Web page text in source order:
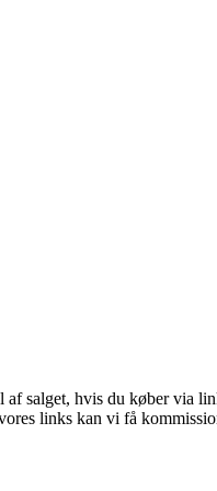
salget, hvis du køber via
links kan vi få